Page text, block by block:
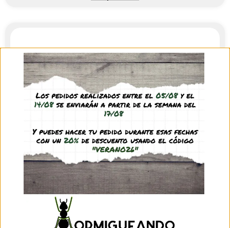
Cepillo limpieza
1,95€ (IVA incl.)
Piedras decorativas (100 g)